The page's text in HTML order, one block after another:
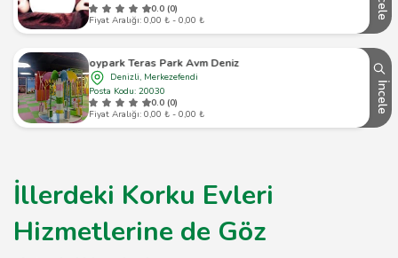
0.0 (0)
Fiyat Aralığı: 0,00 ₺ - 0,00 ₺
Joypark Teras Park Avm Denizli
Denizli, Merkezefendi
Posta Kodu: 20030
0.0 (0)
Fiyat Aralığı: 0,00 ₺ - 0,00 ₺
İncele
İllerdeki Korku Evleri
Hizmetlerine de Göz